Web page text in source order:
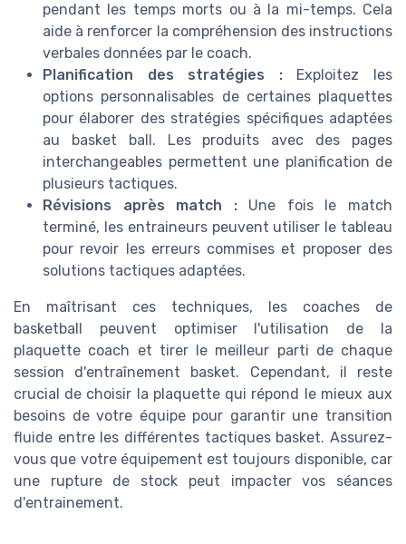
pendant les temps morts ou à la mi-temps. Cela
aide à renforcer la compréhension des instructions
verbales données par le coach.
Planification des stratégies :Exploitez les
options personnalisables de certaines plaquettes
pour élaborer des stratégies spécifiques adaptées
au basket ball. Les produits avec des pages
interchangeables permettent une planification de
plusieurs tactiques.
Révisions après match :Une fois le match
terminé, les entraineurs peuvent utiliser le tableau
pour revoir les erreurs commises et proposer des
solutions tactiques adaptées.
En maîtrisant ces techniques, les coaches de
basketball peuvent optimiser l'utilisation de la
plaquette coach et tirer le meilleur parti de chaque
session d'entraînement basket. Cependant, il reste
crucial de choisir la plaquette qui répond le mieux aux
besoins de votre équipe pour garantir une transition
fluide entre les différentes tactiques basket. Assurez-
vous que votre équipement est toujours disponible, car
une rupture de stock peut impacter vos séances
d'entrainement.